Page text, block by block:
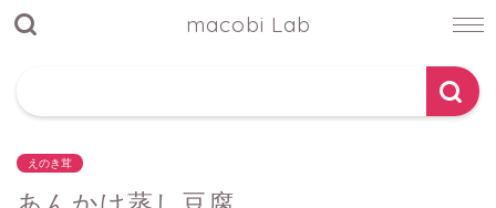
macobi Lab
えのき茸